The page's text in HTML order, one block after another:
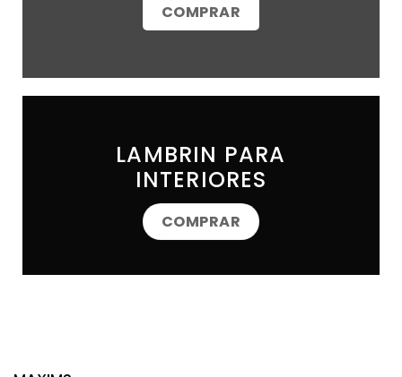
COMPRAR
LAMBRIN PARA
INTERIORES
COMPRAR